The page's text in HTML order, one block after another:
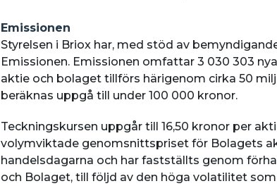
Emissionen
Styrelsen i Briox har, med stöd av
Emissionen. Emissionen omfattar 3 030 303
aktie och bolaget tillförs härigenom cirka 50
beräknas uppgå till under 100 000 kronor.
Teckningskursen uppgår till 16,50 kronor per
volymviktade genomsnittspriset för Bolagets
handelsdagarna och har fastställts genom
och Bolaget, till följd av den höga volatilitet